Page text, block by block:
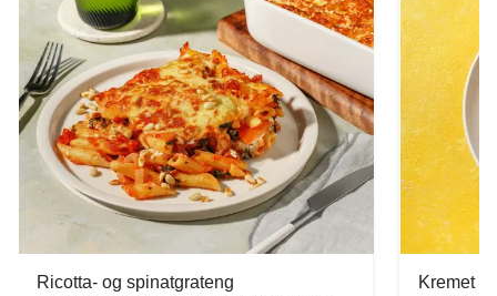
Ricotta- og spinatgrateng Kremet